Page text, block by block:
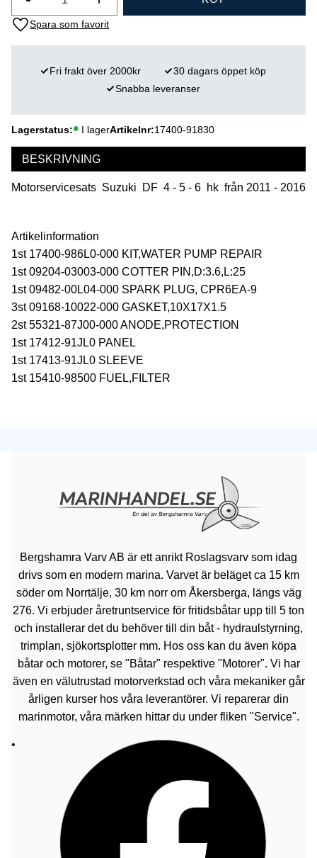
Lägg till i favoriter
Lagerstatus I lagerArtikelnr 17400-91830
Fri frakt över 2000kr
30 dagars öppet köp
Snabba leveranser
BESKRIVNING
Motorservicesats Suzuki DF 4 - 5 - 6 hk från 2011 - 2016
Artikelinformation
1st 17400-986L0-000 KIT,WATER PUMP REPAIR
1st 09204-03003-000 COTTER PIN,D:3.6,L:25
1st 09482-00L04-000 SPARK PLUG, CPR6EA-9
3st 09168-10022-000 GASKET,10X17X1.5
2st 55321-87J00-000 ANODE,PROTECTION
1st 17412-91JL0 PANEL
1st 17413-91JL0 SLEEVE
1st 15410-98500 FUEL,FILTER
Bergshamra Varv AB är ett anrikt Roslagsvarv som idag
drivs som en modern marina. Varvet är beläget ca 15 km
söder om Norrtälje, 30 km norr om Åkersberga, längs väg
276. Vi erbjuder åretruntservice för fritidsbåtar upp till 5 ton
och installerar det du behöver till din båt - hydraulstyrning,
trimplan, sjökortsplotter mm. Hos oss kan du även köpa
båtar och motorer, se "Båtar" respektive "Motorer". Vi har
även en välutrustad motorverkstad och våra mekaniker går
årligen kurser hos våra leverantörer. Vi reparerar din
marinmotor, våra märken hittar du under fliken "Service".